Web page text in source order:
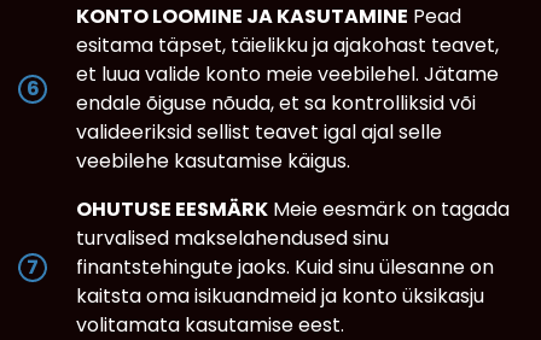
KONTO LOOMINE JA KASUTAMINE Pead
esitama täpset, täielikku ja ajakohast teavet,
et luua valide konto meie veebilehel. Jätame
endale õiguse nõuda, et sa kontrolliksid või
valideeriksid sellist teavet igal ajal selle
veebilehe kasutamise käigus.
OHUTUSE EESMÄRK Meie eesmärk on tagada
turvalised makselahendused sinu
finantstehingute jaoks. Kuid sinu ülesanne on
kaitsta oma isikuandmeid ja konto üksikasju
volitamata kasutamise eest.